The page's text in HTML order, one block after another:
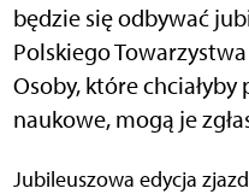
będzie się odbywać
Polskiego
Osoby, które
naukowe, mogą je
Jubileuszowa edycja zjazdu to wyjątkowa okazja, by